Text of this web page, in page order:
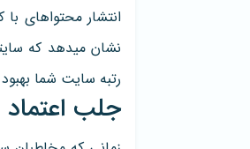
انتشار محتواهای
نشان میدهد که
رتبه سایت شما
جلب